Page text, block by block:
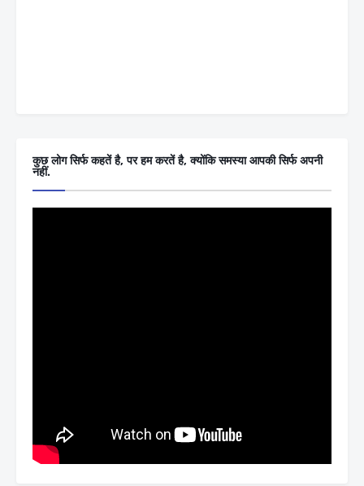
कुछ लोग सिर्फ कहतें है, पर हम करतें है, क्योंकि समस्या आपकी सिर्फ अपनी
नहीं.